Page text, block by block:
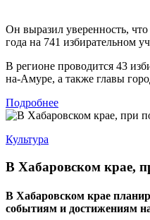
Он выразил уверенность,
года на 741 избирательном
В регионе проводится 43
на-Амуре, а также главы
Подробнее
Культура
В Хабаровском крае,
В Хабаровском крае
событиям и достижениям